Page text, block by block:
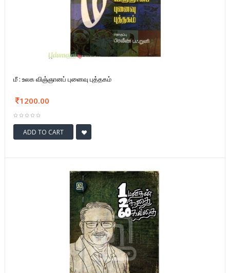
மீ : உலக விஞ்ஞானப் புனைவு புத்தகம்
1200.00
ADD TO CART